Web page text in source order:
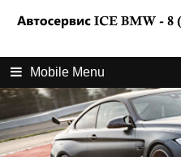
Mobile Menu